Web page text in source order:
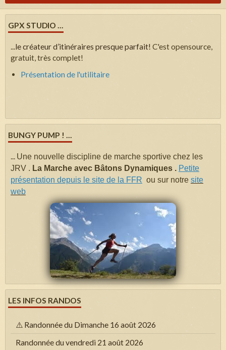
GPX STUDIO ...
...le créateur d’itinéraires presque parfait! C'est opensource,
gratuit, très complet!
Présentation de l'utilitaire
BUNGY PUMP ! ...
... Une nouvelle discipline de marche sportive chez les
JRV . La Marche avec Bâtons Dynamiques . Petite
présentation depuis le site de la FFR ou sur notre site
web
LES INFOS RANDOS
⚠️ Randonnée du Dimanche 16 août 2026
Randonnée du vendredi 21 août 2026